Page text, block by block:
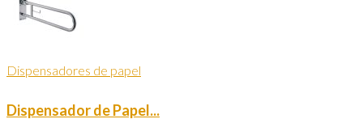
Dispensadores de papel
Dispensador de Papel...